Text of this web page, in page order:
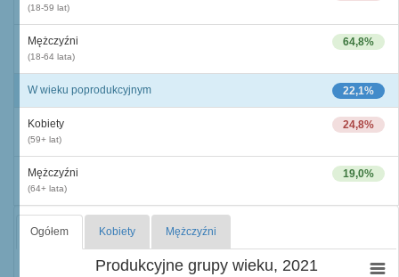
(18-59 lat)
64,8%
Mężczyźni
(18-64 lata)
22,1%
W wieku poprodukcyjnym
24,8%
Kobiety
(59+ lat)
19,0%
Mężczyźni
(64+ lata)
Ogółem Kobiety Mężczyźni
Produkcyjne grupy wieku, 2021